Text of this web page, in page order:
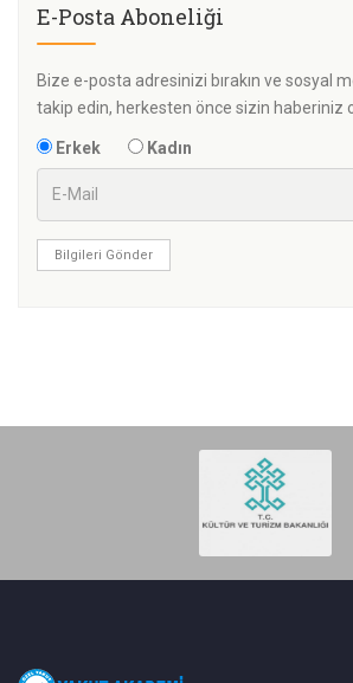
E-Posta Aboneliği
Bize e-posta adresinizi bırakın ve sosyal
takip edin, herkesten önce sizin haberiniz
Erkek Kadın
Bilgileri Gönder